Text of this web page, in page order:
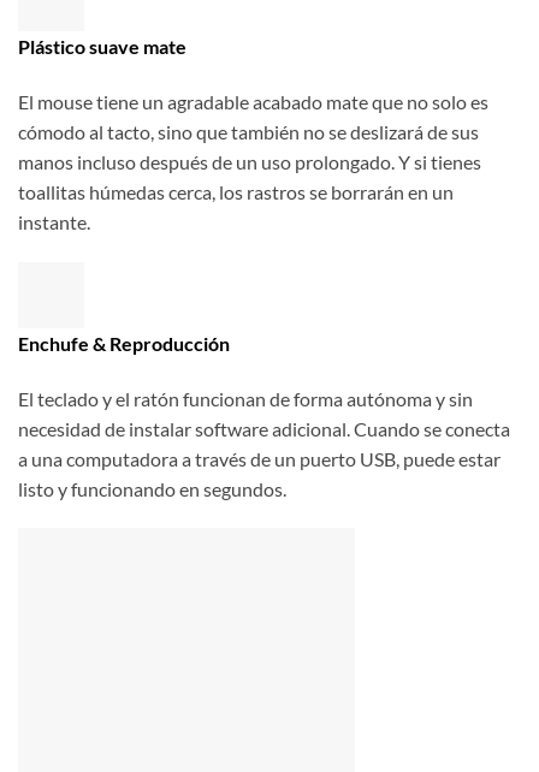
Plástico suave mate
El mouse tiene un agradable acabado mate que no solo es
cómodo al tacto, sino que también no se deslizará de sus
manos incluso después de un uso prolongado. Y si tienes
toallitas húmedas cerca, los rastros se borrarán en un
instante.
Enchufe & Reproducción
El teclado y el ratón funcionan de forma autónoma y sin
necesidad de instalar software adicional. Cuando se conecta
a una computadora a través de un puerto USB, puede estar
listo y funcionando en segundos.